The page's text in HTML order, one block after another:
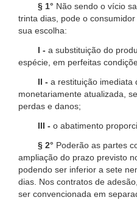
§ 1° Não sendo o vício
trinta dias, pode o
sua escolha:
I - a substituição do
espécie, em perfeitas
II - a restituição imediata
monetariamente atualizada,
perdas e danos;
III - o abatimento
§ 2° Poderão as partes
ampliação do prazo previsto
podendo ser inferior a sete
dias. Nos contratos de
ser convencionada em